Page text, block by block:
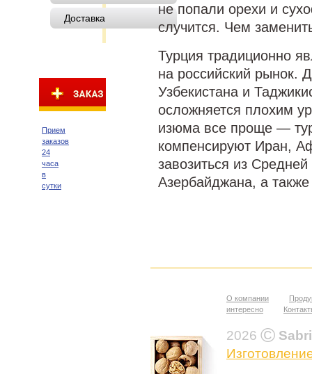
Доставка
Прием
заказов
24
часа
в
сутки
не попали орехи и
случится. Чем
Турция традиционно
на российский рынок.
Узбекистана и
осложняется плохим
изюма все проще —
компенсируют Иран,
завозиться из
Азербайджана, а также
О компании
интересно
2026 ©